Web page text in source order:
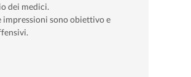
dei medici.
impressioni sono obiettivo e